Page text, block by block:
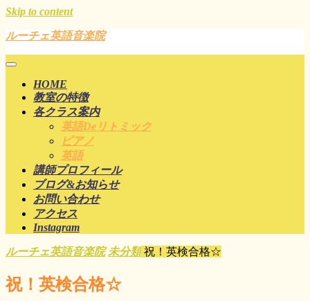
Skip to content
ルーチェ英語音楽院
HOME
教室の特徴
各クラス案内
英語deリトミック
ピアノ
英語
講師プロフィール
ブログ&お知らせ
お問い合わせ
アクセス
Instagram
ルーチェ英語音楽院 未分類 祝！英検合格☆
祝！英検合格☆